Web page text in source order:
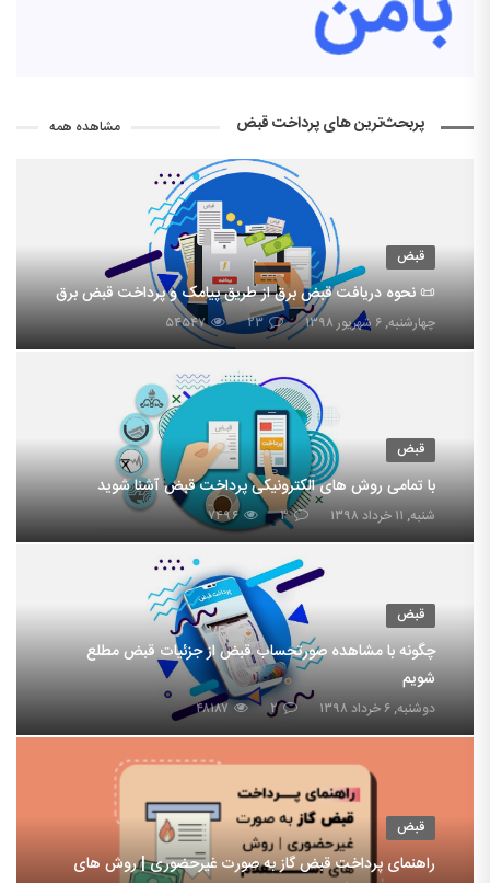
پربحث‌ترین های پرداخت قبض مشاهده همه
قبض
📜 نحوه دریافت قبض برق از طریق پیامک و پرداخت قبض برق
چهارشنبه, ۶ شهریور ۱۳۹۸ ۲۳ ۵۴۵۴۷
قبض
با تمامی روش های الکترونیکی پرداخت قبض آشنا شوید
شنبه, ۱۱ خرداد ۱۳۹۸ ۳ ۷۴۹۶
قبض
چگونه با مشاهده صورتحساب قبض از جزئیات قبض مطلع
شویم
دوشنبه, ۶ خرداد ۱۳۹۸ ۲ ۴۸۱۸۷
قبض
راهنمای پرداخت قبض گاز به صورت غیرحضوری | روش های